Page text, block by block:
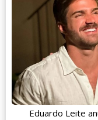
Eduardo Leite